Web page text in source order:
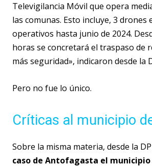
Televigilancia Móvil que opera
las comunas. Esto incluye, 3
operativos hasta junio de 2024.
horas se concretará el traspaso de
más seguridad», indicaron desde la
Pero no fue lo único.
Críticas al municipio
Sobre la misma materia, desde la
caso de Antofagasta el